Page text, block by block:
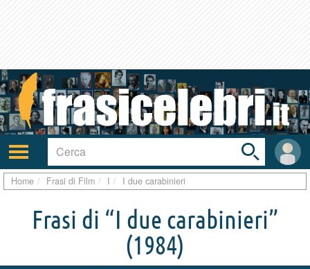
Attiva/disattiva
navigazione
User
area
Toggle
search
bar
Home Frasi di Film I I due carabinieri
Frasi di “I due carabinieri”
(1984)